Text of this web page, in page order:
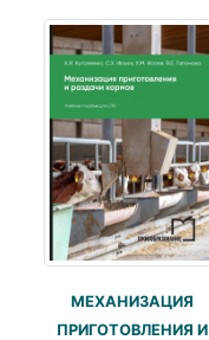
МЕХАНИЗАЦИЯ
ПРИГОТОВЛЕНИЯ И